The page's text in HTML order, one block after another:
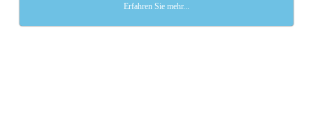
Erfahren Sie mehr...